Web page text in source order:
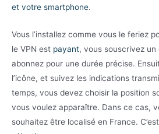
et votre smartphone.
Vous l’installez comme vous le feriez
le VPN est payant, vous souscrivez
abonnez pour une durée précise.
l’icône, et suivez les indications
temps, vous devez choisir la position
vous voulez apparaître. Dans ce cas,
souhaitez être localisé en France.